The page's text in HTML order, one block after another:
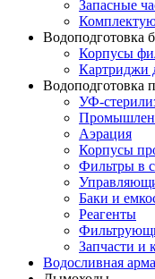
Запасные
Водоподготовка
Корпусы
Картриджи
Водоподготовка
УФ-
Аэрация
Корпусы
Фильтры в
Баки и
Реагенты
Запчасти и
Водосливная